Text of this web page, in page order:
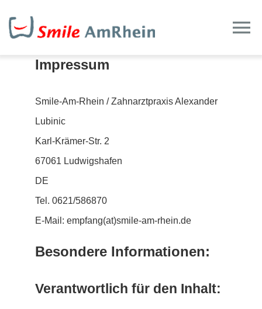
Inhalt
Impressum
Smile-Am-Rhein / Zahnarztpraxis Alexander
Lubinic
Karl-Krämer-Str. 2
67061 Ludwigshafen
DE
Tel. 0621/586870
E-Mail: empfang(at)smile-am-rhein.de
Besondere Informationen:
Verantwortlich für den Inhalt: